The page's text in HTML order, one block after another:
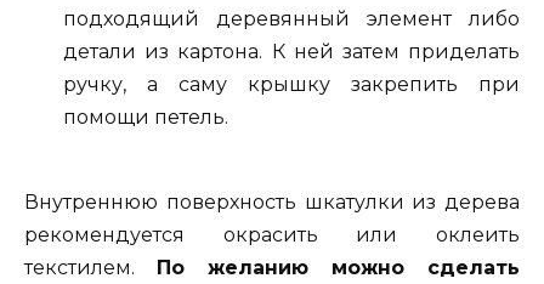
подходящий деревянный элемент либо
детали из картона. К ней затем приделать
ручку, а саму крышку закрепить при
помощи петель.
Внутреннюю поверхность шкатулки из дерева
рекомендуется окрасить или оклеить
текстилем.
По желанию можно сделать